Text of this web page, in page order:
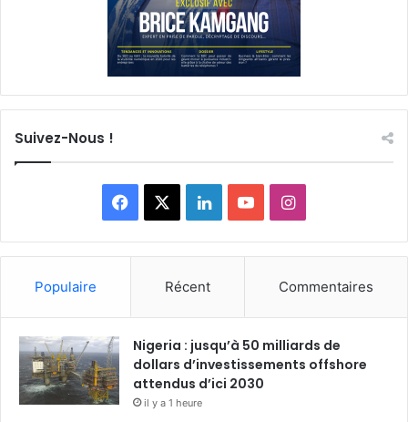
Suivez-Nous !
Facebook LinkedinYouTubeInstagram
Populaire Récent Commentaires
Nigeria : jusqu’à 50 milliards de
dollars d’investissements offshore
attendus d’ici 2030
il y a 1 heure